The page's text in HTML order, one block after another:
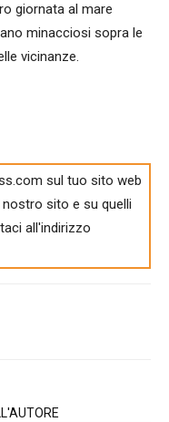
giornata al mare
minacciosi sopra le
vicinanze.
sul tuo sito web
sito e su quelli
all'indirizzo